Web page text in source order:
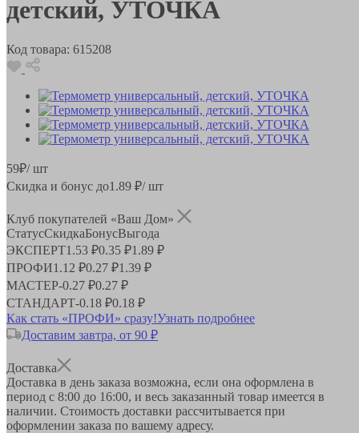
детский, УТОЧКА
Код товара: 615208
59₽/ шт
Скидка и бонус до1.89 ₽/ шт
Клуб покупателей «Ваш Дом»
СтатусСкидкаБонусВыгода
ЭКСПЕРТ1.53 ₽0.35 ₽1.89 ₽
ПРОФИ1.12 ₽0.27 ₽1.39 ₽
МАСТЕР-0.27 ₽0.27 ₽
СТАНДАРТ-0.18 ₽0.18 ₽
Как стать «ПРОФИ» сразу!Узнать подробнее
Доставим завтра, от 90 ₽
Доставка
Доставка в день заказа возможна, если она оформлена в
период с 8:00 до 16:00, и весь заказанный товар имеется в
наличии. Стоимость доставки рассчитывается при
оформлении заказа по вашему адресу.